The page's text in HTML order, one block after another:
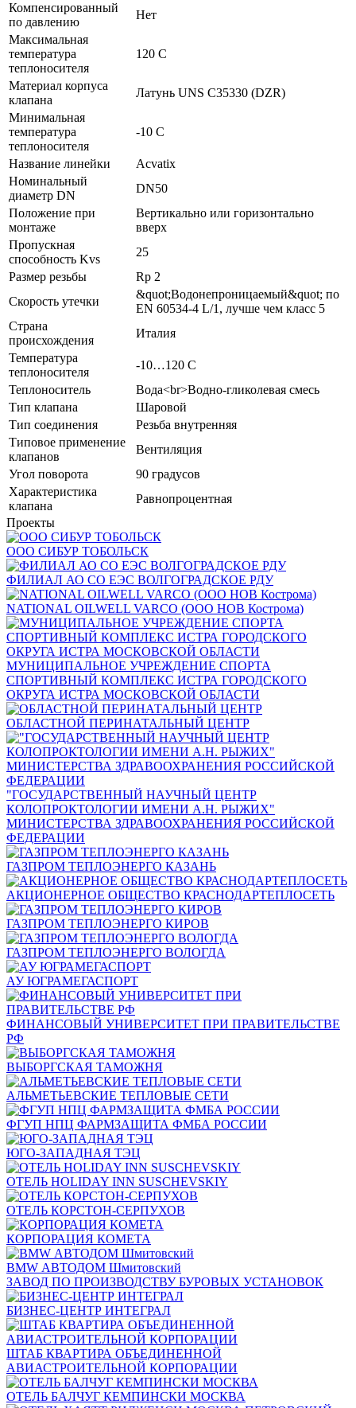
Компенсированный
по давлению
Нет
Максимальная
температура
теплоносителя
120 C
Материал корпуса
клапана
Латунь UNS C35330 (DZR)
Минимальная
температура
теплоносителя
-10 C
Название линейки
Acvatix
Номинальный
диаметр DN
DN50
Положение при
монтаже
Вертикально или горизонтально
вверх
Пропускная
способность Kvs
25
Размер резьбы
Rp 2
Скорость утечки
&quot;Водонепроницаемый&quot; по
EN 60534-4 L/1, лучше чем класс 5
Страна
происхождения
Италия
Температура
теплоносителя
-10…120 C
Теплоноситель
Вода<br>Водно-гликолевая смесь
Тип клапана
Шаровой
Тип соединения
Резьба внутренняя
Типовое применение
клапанов
Вентиляция
Угол поворота
90 градусов
Характеристика
клапана
Равнопроцентная
Проекты
ООО СИБУР ТОБОЛЬСК
ФИЛИАЛ АО СО ЕЭС ВОЛГОГРАДСКОЕ РДУ
NATIONAL OILWELL VARCO (ООО НОВ Кострома)
МУНИЦИПАЛЬНОЕ УЧРЕЖДЕНИЕ СПОРТА
СПОРТИВНЫЙ КОМПЛЕКС ИСТРА ГОРОДСКОГО
ОКРУГА ИСТРА МОСКОВСКОЙ ОБЛАСТИ
ОБЛАСТНОЙ ПЕРИНАТАЛЬНЫЙ ЦЕНТР
"ГОСУДАРСТВЕННЫЙ НАУЧНЫЙ ЦЕНТР
КОЛОПРОКТОЛОГИИ ИМЕНИ А.Н. РЫЖИХ"
МИНИСТЕРСТВА ЗДРАВООХРАНЕНИЯ РОССИЙСКОЙ
ФЕДЕРАЦИИ
ГАЗПРОМ ТЕПЛОЭНЕРГО КАЗАНЬ
АКЦИОНЕРНОЕ ОБЩЕСТВО КРАСНОДАРТЕПЛОСЕТЬ
ГАЗПРОМ ТЕПЛОЭНЕРГО КИРОВ
ГАЗПРОМ ТЕПЛОЭНЕРГО ВОЛОГДА
АУ ЮГРАМЕГАСПОРТ
ФИНАНСОВЫЙ УНИВЕРСИТЕТ ПРИ ПРАВИТЕЛЬСТВЕ
РФ
ВЫБОРГСКАЯ ТАМОЖНЯ
АЛЬМЕТЬЕВСКИЕ ТЕПЛОВЫЕ СЕТИ
ФГУП НПЦ ФАРМЗАЩИТА ФМБА РОССИИ
ЮГО-ЗАПАДНАЯ ТЭЦ
ОТЕЛЬ HOLIDAY INN SUSCHEVSKIY
ОТЕЛЬ КОРСТОН-СЕРПУХОВ
КОРПОРАЦИЯ КОМЕТА
BMW АВТОДОМ Шмитовский
ЗАВОД ПО ПРОИЗВОДСТВУ БУРОВЫХ УСТАНОВОК
БИЗНЕС-ЦЕНТР ИНТЕГРАЛ
ШТАБ КВАРТИРА ОБЪЕДИНЕННОЙ
АВИАСТРОИТЕЛЬНОЙ КОРПОРАЦИИ
ОТЕЛЬ БАЛЧУГ КЕМПИНСКИ МОСКВА